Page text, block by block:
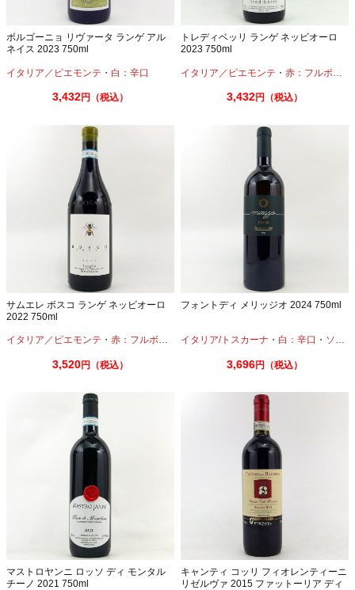
ボルゴーニョ リヴァータ ランゲ アル
ネイス 2023 750ml
イタリア／ピエモンテ ・ 白：辛口
3,432円（税込）
トレディベッリ ランゲ ネッビオーロ
2023 750ml
イタリア／ピエモンテ ・赤：フルボディ
3,432円（税込）
サムエレ ボスコ ランゲ ネッビオーロ
2022 750ml
イタリア／ピエモンテ ・ 赤：フルボディ ・ネッビオーロ
3,520円（税込）
フォントディ メリッジオ 2024 750ml
イタリア/トスカーナ ・ 白：辛口 ・ ソーヴィニオンブラン
3,696円（税込）
マストロヤンニ ロッソ ディ モンタル
チーノ 2021 750ml
キャンティ コッリ フィオレンティーニ
リゼルヴァ 2015 ファットーリア ディ